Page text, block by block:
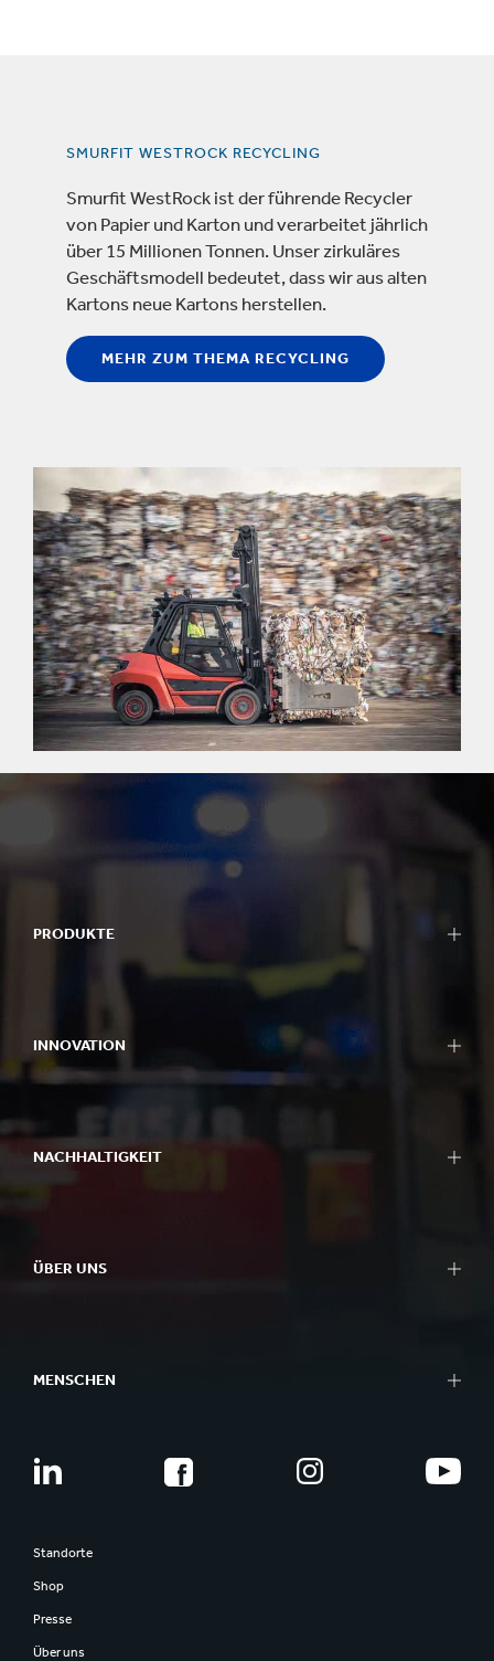
SMURFIT WESTROCK RECYCLING
Smurfit WestRock ist der führende Recycler
von Papier und Karton und verarbeitet jährlich
über 15 Millionen Tonnen. Unser zirkuläres
Geschäftsmodell bedeutet, dass wir aus alten
Kartons neue Kartons herstellen.
MEHR ZUM THEMA RECYCLING
PRODUKTE
INNOVATION
NACHHALTIGKEIT
ÜBER UNS
MENSCHEN
Standorte
Shop
Presse
Über uns